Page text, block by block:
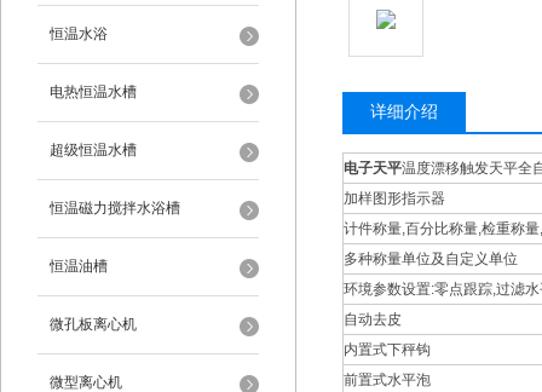
恒温水浴
电热恒温水槽
超级恒温水槽
恒温磁力搅拌水浴槽
恒温油槽
微孔板离心机
微型离心机
详细介绍
电子天平温度漂移触发天平全
加样图形指示器
计件称量,百分比称量,检重称
多种称量单位及自定义单位
环境参数设置:零点跟踪,过滤
自动去皮
内置式下秤钩
前置式水平泡